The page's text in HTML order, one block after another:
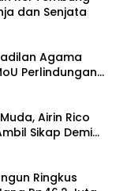
dan Senjata
Agama
Perlindungan
Perceraian
Airin Rico
Sikap Demi
Ringkus